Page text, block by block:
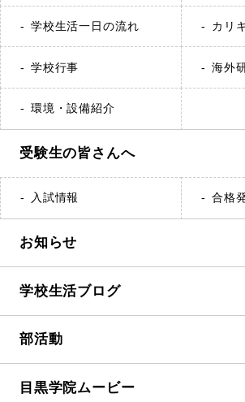
学校生活一日の流れ カリ
学校行事 海外
環境・設備紹介
受験生の皆さんへ
入試情報 合格
お知らせ
学校生活ブログ
部活動
目黒学院ムービー